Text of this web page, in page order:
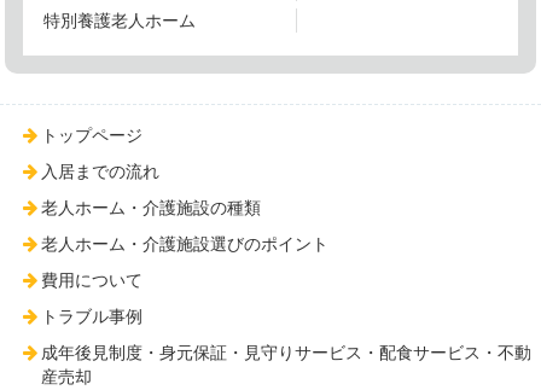
特別養護老人ホーム
トップページ
入居までの流れ
老人ホーム・介護施設の種類
老人ホーム・介護施設選びのポイント
費用について
トラブル事例
成年後見制度・身元保証・見守りサービス・配食サービス・不動
産売却